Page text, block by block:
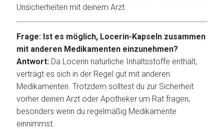
Unsicherheiten mit deinem Arzt.
Frage: Ist es möglich, Locerin-Kapseln zusammen
mit anderen Medikamenten einzunehmen?
Antwort: Da Locerin natürliche Inhaltsstoffe enthält,
verträgt es sich in der Regel gut mit anderen
Medikamenten. Trotzdem solltest du zur Sicherheit
vorher deinen Arzt oder Apotheker um Rat fragen,
besonders wenn du regelmäßig Medikamente
einnimmst.